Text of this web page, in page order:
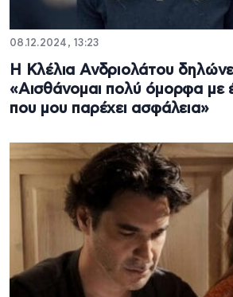
08.12.2024, 13:23
H Κλέλια Ανδριολάτου
«Αισθάνομαι πολύ όμορφα με
που μου παρέχει ασφάλεια»